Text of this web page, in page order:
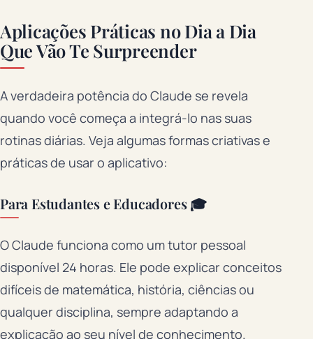
Aplicações Práticas no Dia a Dia
Que Vão Te Surpreender
A verdadeira potência do Claude se revela
quando você começa a integrá-lo nas suas
rotinas diárias. Veja algumas formas criativas e
práticas de usar o aplicativo:
Para Estudantes e Educadores 🎓
O Claude funciona como um tutor pessoal
disponível 24 horas. Ele pode explicar conceitos
difíceis de matemática, história, ciências ou
qualquer disciplina, sempre adaptando a
explicação ao seu nível de conhecimento.